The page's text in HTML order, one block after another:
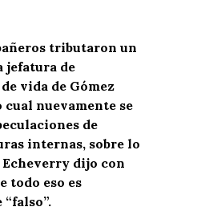
tributaron un
jefatura de
vida de Gómez
cual nuevamente se
de
internas, sobre lo
dijo con
todo eso es